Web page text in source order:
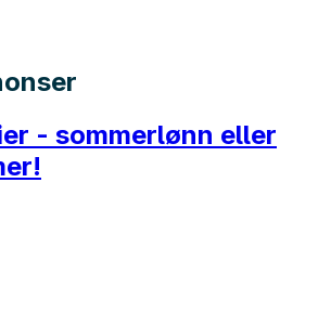
- sommerlønn eller